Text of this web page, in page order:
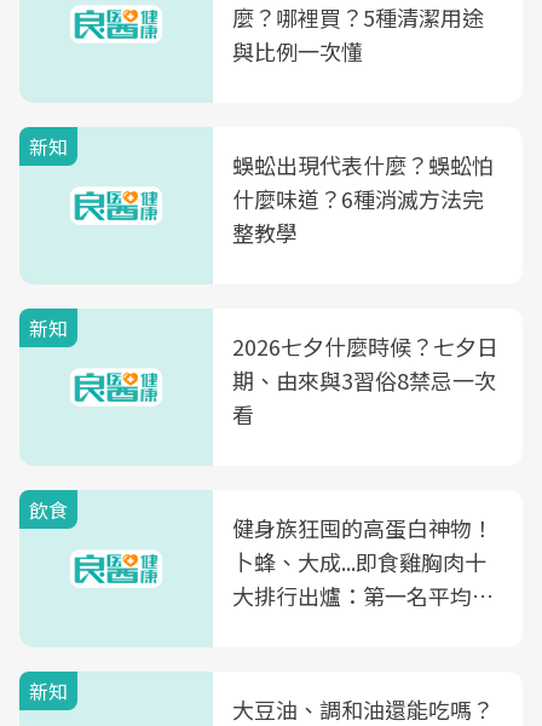
麼？哪裡買？5種清潔用途
與比例一次懂
新知
蜈蚣出現代表什麼？蜈蚣怕
什麼味道？6種消滅方法完
整教學
新知
2026七夕什麼時候？七夕日
期、由來與3習俗8禁忌一次
看
飲食
健身族狂囤的高蛋白神物！
卜蜂、大成...即食雞胸肉十
大排行出爐：第一名平均一
新知
大豆油、調和油還能吃嗎？